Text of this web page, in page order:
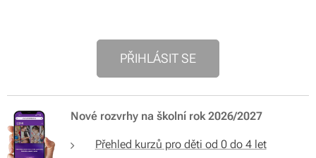
PŘIHLÁSIT SE
Nové rozvrhy na školní rok 2026/2027
Přehled kurzů pro děti od 0 do 4 let